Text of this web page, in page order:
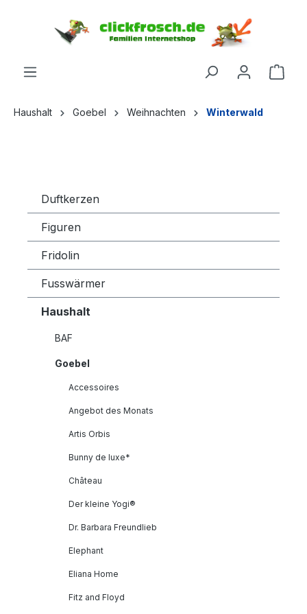
Haushalt Goebel Weihnachten Winterwald
Duftkerzen
Figuren
Fridolin
Fusswärmer
Haushalt
BAF
Goebel
Accessoires
Angebot des Monats
Artis Orbis
Bunny de luxe*
Château
Der kleine Yogi®
Dr. Barbara Freundlieb
Elephant
Eliana Home
Fitz and Floyd